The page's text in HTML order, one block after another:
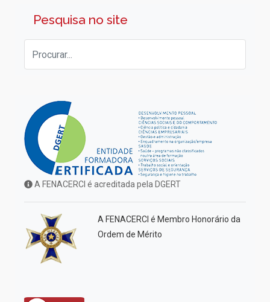
Pesquisa no site
A FENACERCI é acreditada pela DGERT
A FENACERCI é Membro Honorário da
Ordem de Mérito